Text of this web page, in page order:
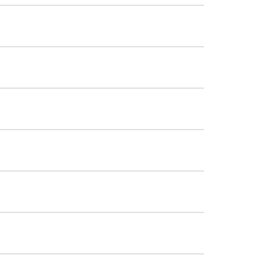
April 2018
März 2018
Februar 2018